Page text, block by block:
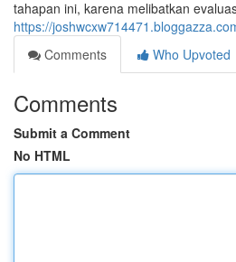
tahapan ini, karena melibatkan
https://
Comments
Who Upvoted
Comments
Submit a Comment
No HTML